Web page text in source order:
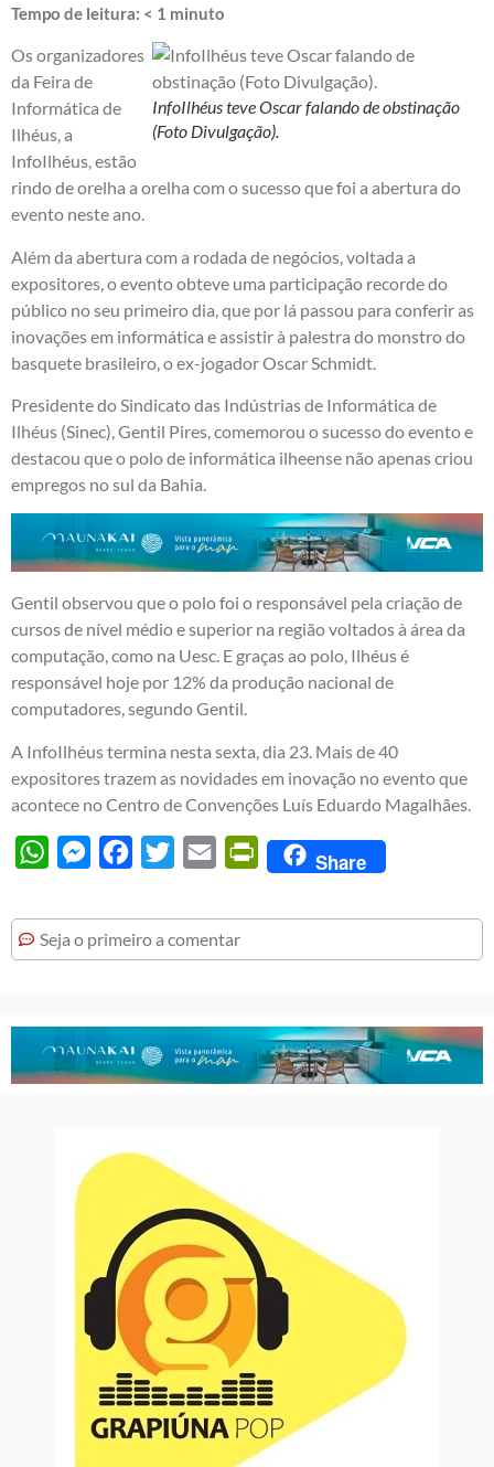
Tempo de leitura: < 1 minuto
InfoIlhéus teve Oscar falando de obstinação
(Foto Divulgação).
Os organizadores
da Feira de
Informática de
Ilhéus, a
InfoIlhéus, estão
rindo de orelha a orelha com o sucesso que foi a abertura do
evento neste ano.
Além da abertura com a rodada de negócios, voltada a
expositores, o evento obteve uma participação recorde do
público no seu primeiro dia, que por lá passou para conferir as
inovações em informática e assistir à palestra do monstro do
basquete brasileiro, o ex-jogador Oscar Schmidt.
Presidente do Sindicato das Indústrias de Informática de
Ilhéus (Sinec), Gentil Pires, comemorou o sucesso do evento e
destacou que o polo de informática ilheense não apenas criou
empregos no sul da Bahia.
Gentil observou que o polo foi o responsável pela criação de
cursos de nível médio e superior na região voltados à área da
computação, como na Uesc. E graças ao polo, Ilhéus é
responsável hoje por 12% da produção nacional de
computadores, segundo Gentil.
A InfoIlhéus termina nesta sexta, dia 23. Mais de 40
expositores trazem as novidades em inovação no evento que
acontece no Centro de Convenções Luís Eduardo Magalhães.
WhatsAppMessengerFacebook
Twitter Email PrintFriendly
Share
Seja o primeiro a comentar